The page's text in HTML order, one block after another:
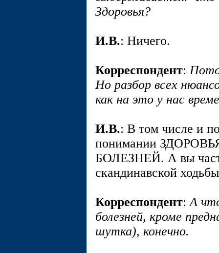
Здоровья?
И.В.: Ничего.
Корреспондент:
Но разбор всех
как на это у нас
И.В.: В том числе и
понимании
БОЛЕЗНЕЙ. А вы
скандинавской
Корреспондент:А
болезней, кроме
шутка), конечно.